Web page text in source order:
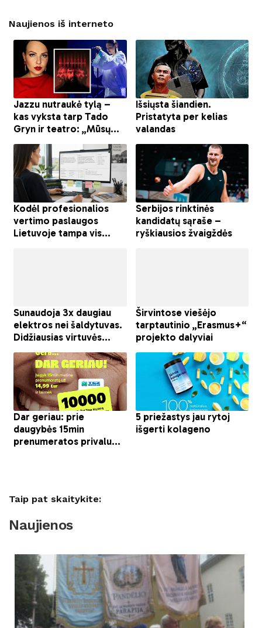
Naujienos iš interneto
Taip pat skaitykite:
Naujienos